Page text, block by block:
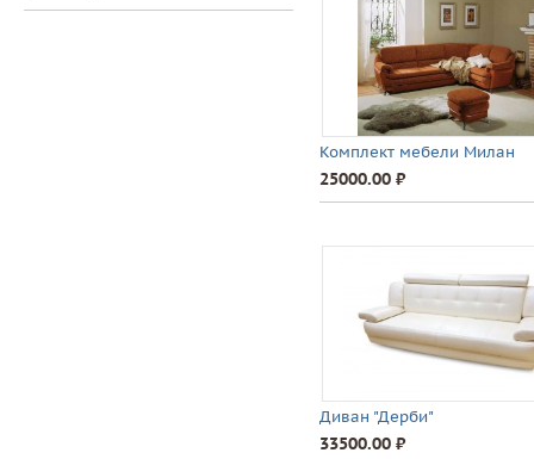
Комплект мебели Милан
25000.00 ⃏
Диван "Дерби"
33500.00 ⃏